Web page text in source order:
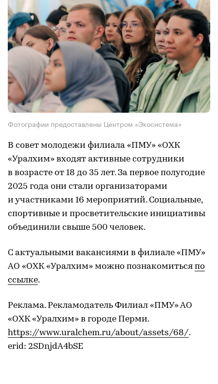
Фотографии предоставлены Центром «Экосистема»
В совет молодежи филиала «ПМУ» «ОХК
«Уралхим» входят активные сотрудники
в возрасте от 18 до 35 лет. За первое полугодие
2025 года они стали организаторами
и участниками 16 мероприятий. Социальные,
спортивные и просветительские инициативы
объединили свыше 500 человек.
С актуальными вакансиями в филиале «ПМУ»
АО «ОХК «Уралхим» можно познакомиться по
ссылке.
Реклама. Рекламодатель Филиал «ПМУ» АО
«ОХК «Уралхим» в городе Перми.
https://www.uralchem.ru/about/assets/68/.
erid: 2SDnjdA4bSE